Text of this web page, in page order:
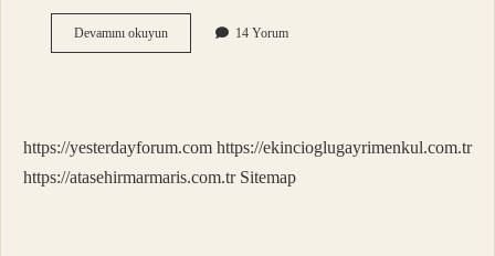
Devamını okuyunEpoksi
Hangi
14 Yorum
https://yesterdayforum.com https://ekincioglugayrimenkul.com.tr
https://atasehirmarmaris.com.tr Sitemap